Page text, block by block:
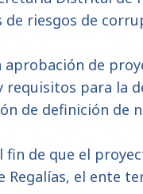
de riesgos de
aprobación de
requisitos para la
de definición de
de que el
Regalías, el ente